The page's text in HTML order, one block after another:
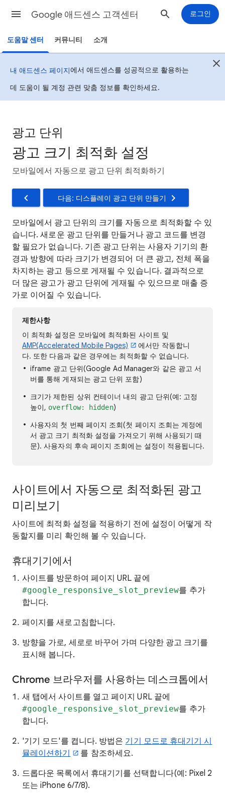
Google 애드센스 고객센터 로그인
도움말 센터 커뮤니티 소개
내 애드센스 페이지에서 애드센스를 성공적으로 활용하는
데 도움이 될 계정 관련 맞춤 정보를 확인하세요.
광고 단위
광고 크기 최적화 설정
모바일에서 자동으로 광고 단위 최적화하기
다음: 디스플레이 광고 단위 만들기
모바일에서 광고 단위의 크기를 자동으로 최적화할 수 있
습니다. 새로운 광고 단위를 만들거나 광고 코드를 변경
할 필요가 없습니다. 기존 광고 단위는 사용자 기기의 환
경과 방향에 따라 크기가 변경되어 더 큰 광고, 전체 폭을
차지하는 광고 등으로 게재될 수 있습니다. 결과적으로
더 많은 광고가 광고 단위에 게재될 수 있으므로 매출 증
가로 이어질 수 있습니다.
제한사항
이 최적화 설정은 모바일에 최적화된 사이트 및
AMP(Accelerated Mobile Pages)
에서만 작동합니
다. 또한 다음과 같은 경우에는 최적화할 수 없습니다.
iframe 광고 단위(Google Ad Manager와 같은 광고 서
버를 통해 게재되는 광고 단위 포함)
크기가 제한된 상위 컨테이너 내의 광고 단위(예: 고정
높이, overflow: hidden)
사용자의 첫 번째 페이지 조회(첫 페이지 조회는 계정에
서 광고 크기 최적화 설정을 가져오기 위해 사용되기 때
문). 사용자의 후속 페이지 조회에는 설정이 적용됩니다.
사이트에서 자동으로 최적화된 광고
미리보기
사이트에 최적화 설정을 적용하기 전에 설정이 어떻게 작
동할지를 미리 확인해 볼 수 있습니다.
휴대기기에서
사이트를 방문하여 페이지 URL 끝에
#google_responsive_slot_preview를 추가
합니다.
페이지를 새로고침합니다.
방향을 가로, 세로로 바꾸어 가며 다양한 광고 크기를
표시해 봅니다.
Chrome 브라우저를 사용하는 데스크톱에서
새 탭에서 사이트를 열고 페이지 URL 끝에
#google_responsive_slot_preview를 추가
합니다.
'기기 모드'를 켭니다. 방법은 기기 모드로 휴대기기 시
뮬레이션하기
를 참조하세요.
드롭다운 목록에서 휴대기기를 선택합니다(예: Pixel 2
또는 iPhone 6/7/8).